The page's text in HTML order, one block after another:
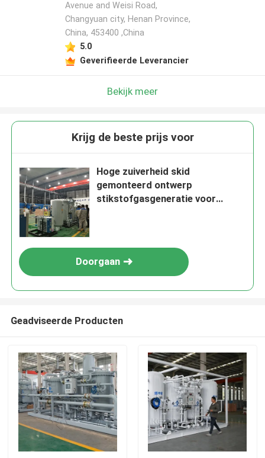
Avenue and Weisi Road,
Changyuan city, Henan Province,
China, 453400 ,China
5.0
Geverifieerde Leverancier
Bekijk meer
Krijg de beste prijs voor
Hoge zuiverheid skid
gemonteerd ontwerp
stikstofgasgeneratie voor
Doorgaan
Geadviseerde Producten